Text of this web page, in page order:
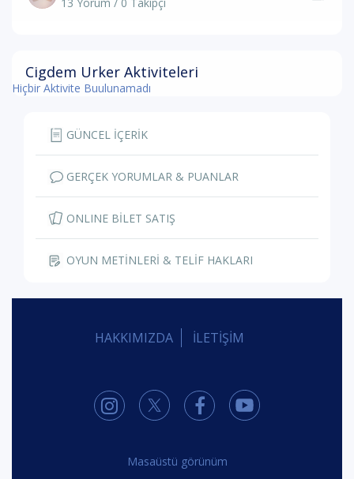
Cigdem Urker Aktiviteleri
Hiçbir Aktivite Buulunamadı
GÜNCEL İÇERİK
GERÇEK YORUMLAR & PUANLAR
ONLINE BİLET SATIŞ
OYUN METİNLERİ & TELİF HAKLARI
HAKKIMIZDA İLETİŞİM
Masaüstü görünüm